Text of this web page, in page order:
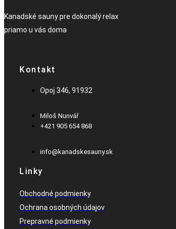
Kanadské sauny pre dokonalý relax
priamo u vás doma
Kontakt
Opoj 346, 91932
Miloš Nunvář
+421 905 654 868​
info@kanadskesauny.sk
Linky
Obchodné podmienky
Ochrana osobných údajov
Prepravné podmienky